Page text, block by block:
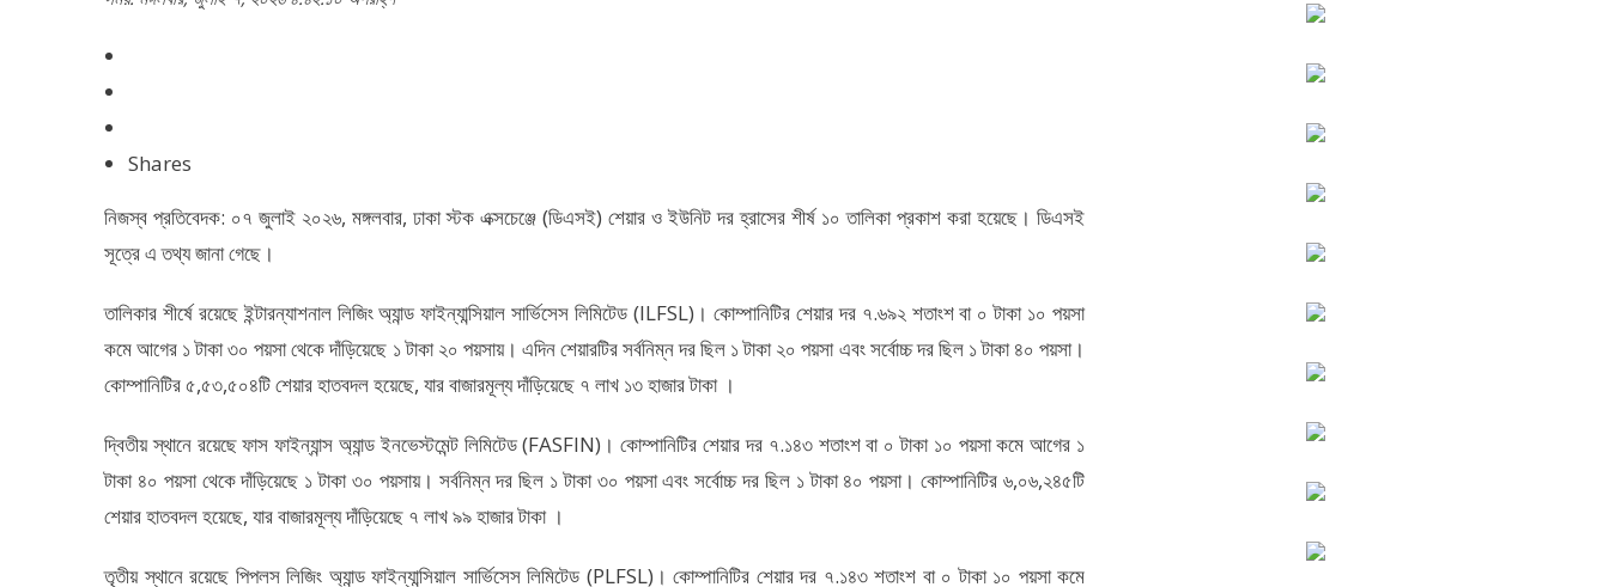
Shares
নিজস্ব প্রতিবেদক: ০৭ জুলাই ২০২৬, মঙ্গলবার, ঢাকা স্টক এক্সচেঞ্জে (ডিএসই) শেয়ার ও ইউনিট দর হ্রাসের শীর্ষ ১০ তালিকা প্রকাশ করা হয়েছে। ডিএসই
সূত্রে এ তথ্য জানা গেছে।
তালিকার শীর্ষে রয়েছে ইন্টারন্যাশনাল লিজিং অ্যান্ড ফাইন্যান্সিয়াল সার্ভিসেস লিমিটেড (ILFSL)। কোম্পানিটির শেয়ার দর ৭.৬৯২ শতাংশ বা ০ টাকা ১০ পয়সা
কমে আগের ১ টাকা ৩০ পয়সা থেকে দাঁড়িয়েছে ১ টাকা ২০ পয়সায়। এদিন শেয়ারটির সর্বনিম্ন দর ছিল ১ টাকা ২০ পয়সা এবং সর্বোচ্চ দর ছিল ১ টাকা ৪০ পয়সা।
কোম্পানিটির ৫,৫৩,৫০৪টি শেয়ার হাতবদল হয়েছে, যার বাজারমূল্য দাঁড়িয়েছে ৭ লাখ ১৩ হাজার টাকা ।
দ্বিতীয় স্থানে রয়েছে ফাস ফাইন্যান্স অ্যান্ড ইনভেস্টমেন্ট লিমিটেড (FASFIN)। কোম্পানিটির শেয়ার দর ৭.১৪৩ শতাংশ বা ০ টাকা ১০ পয়সা কমে আগের ১
টাকা ৪০ পয়সা থেকে দাঁড়িয়েছে ১ টাকা ৩০ পয়সায়। সর্বনিম্ন দর ছিল ১ টাকা ৩০ পয়সা এবং সর্বোচ্চ দর ছিল ১ টাকা ৪০ পয়সা। কোম্পানিটির ৬,০৬,২৪৫টি
শেয়ার হাতবদল হয়েছে, যার বাজারমূল্য দাঁড়িয়েছে ৭ লাখ ৯৯ হাজার টাকা ।
তৃতীয় স্থানে রয়েছে পিপলস লিজিং অ্যান্ড ফাইন্যান্সিয়াল সার্ভিসেস লিমিটেড (PLFSL)। কোম্পানিটির শেয়ার দর ৭.১৪৩ শতাংশ বা ০ টাকা ১০ পয়সা কমে